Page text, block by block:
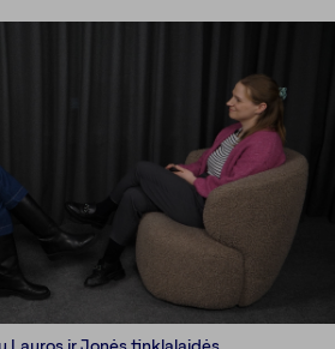
Lauros ir Jonės tinklalaidės